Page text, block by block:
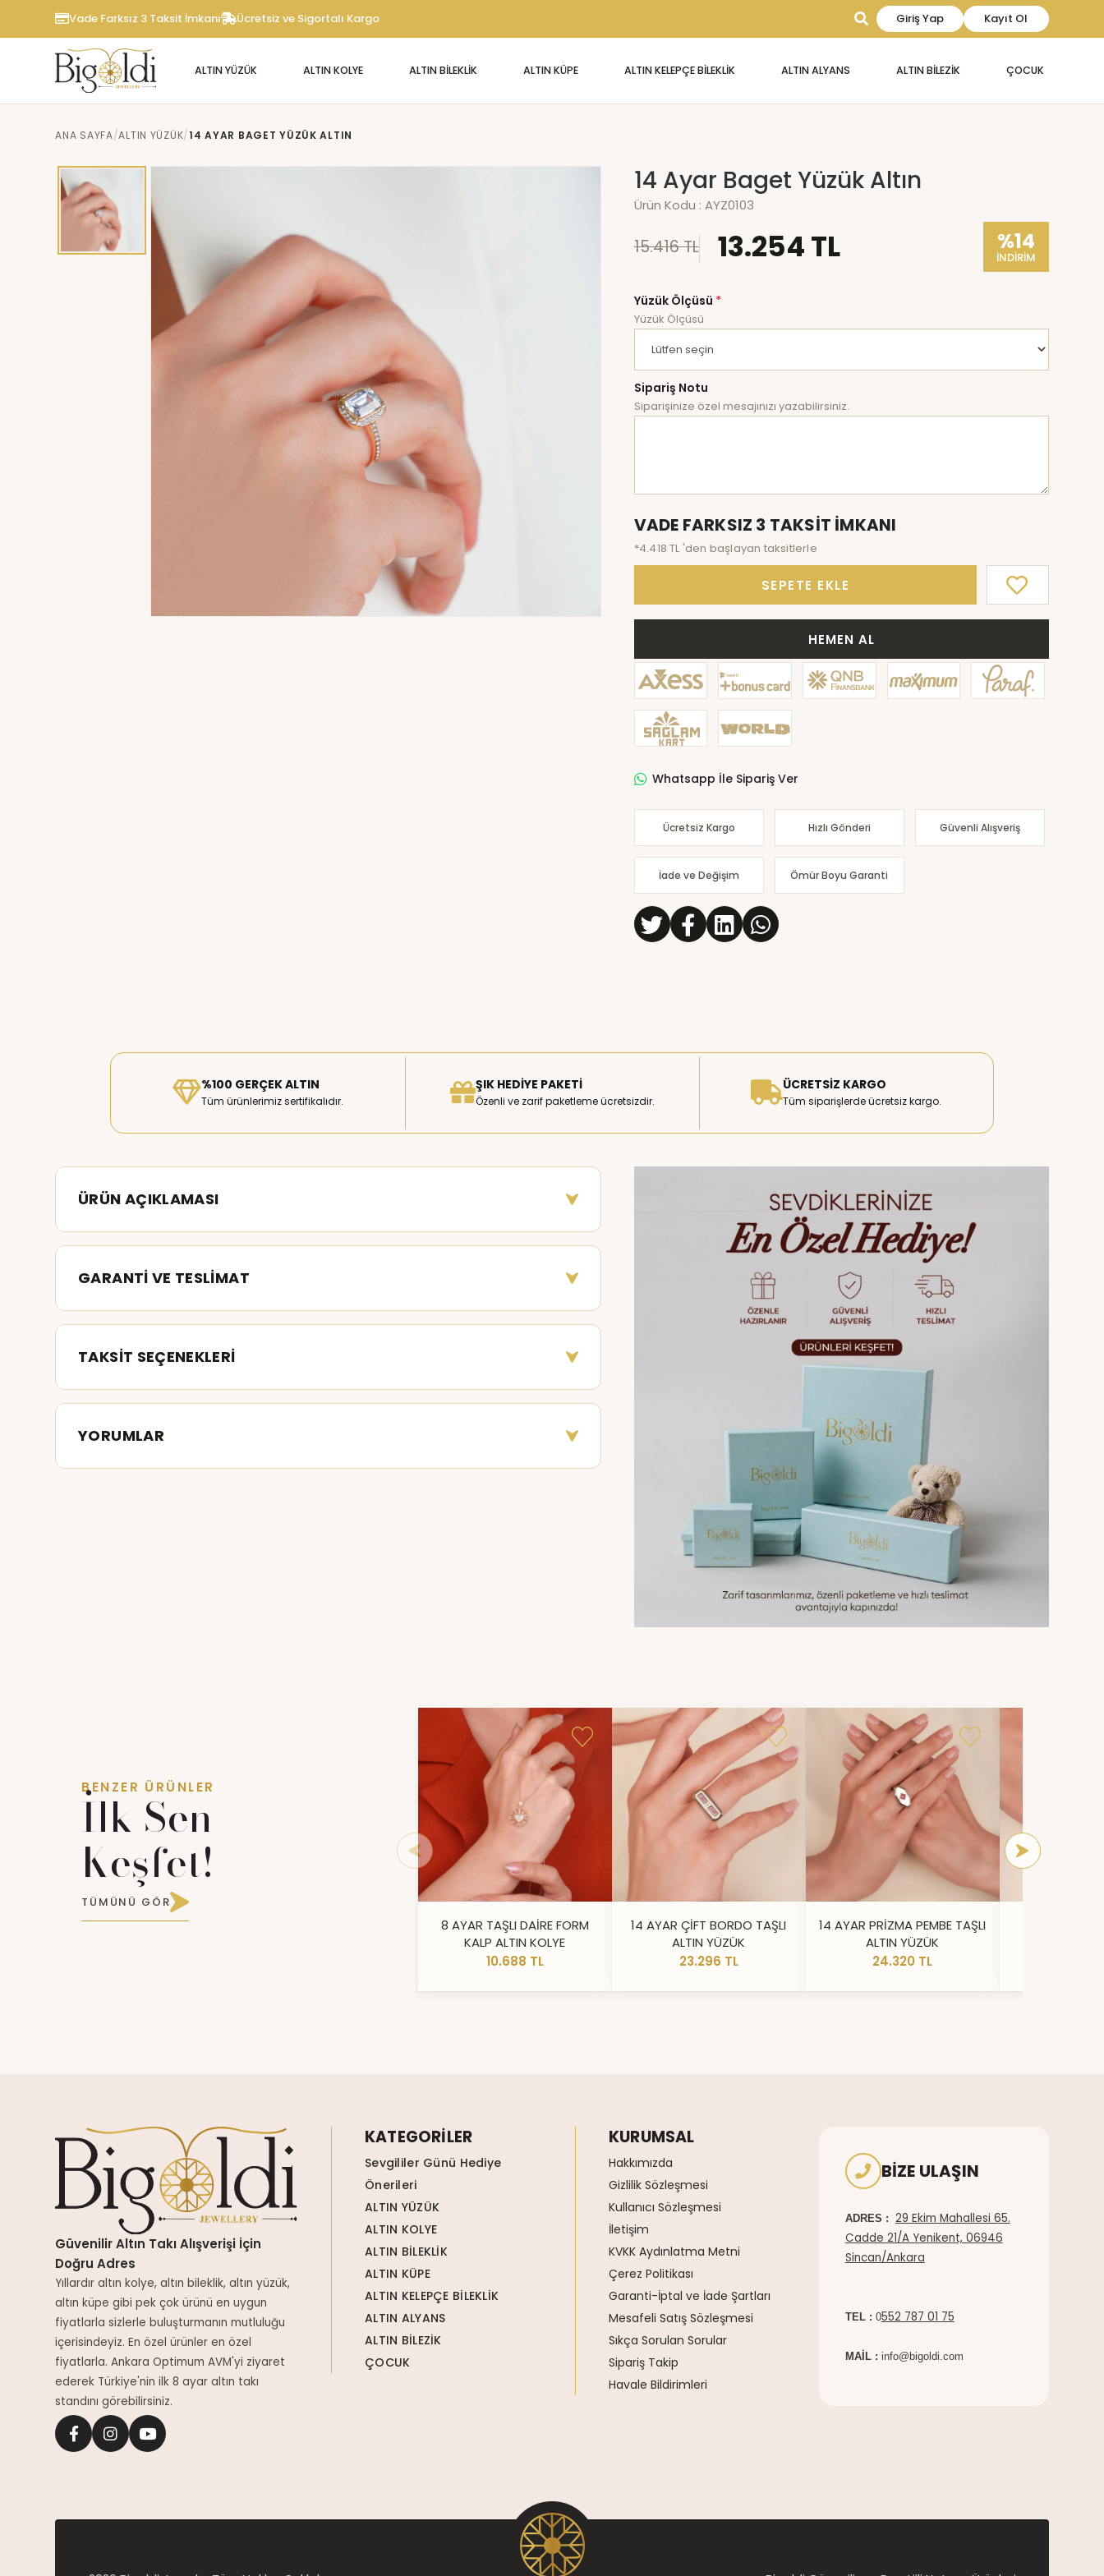
Vade Farksız 3 Taksit İmkanı Ücretsiz ve Sigortalı Kargo Giriş Yap Kayıt Ol
ALTIN YÜZÜK ALTIN KOLYE ALTIN BİLEKLİK ALTIN KÜPE ALTIN KELEPÇE BİLEKLİK ALTIN ALYANS ALTIN BİLEZİK ÇOCUK
ANA SAYFA ALTIN YÜZÜK 14 AYAR BAGET YÜZÜK ALTIN
14 Ayar Baget Yüzük Altın
Ürün Kodu : AYZ0103
15.416 TL 13.254 TL %14
İNDİRİM
Yüzük Ölçüsü *
Yüzük Ölçüsü
Sipariş Notu
Siparişinize özel mesajınızı yazabilirsiniz.
VADE FARKSIZ 3 TAKSİT İMKANI
*4.418 TL 'den başlayan taksitlerle
SEPETE EKLE
HEMEN AL
Whatsapp İle Sipariş Ver
Ücretsiz Kargo Hızlı Gönderi Güvenli Alışveriş
İade ve Değişim Ömür Boyu Garanti
%100 GERÇEK ALTIN
Tüm ürünlerimiz sertifikalıdır.
ŞIK HEDIYE PAKETI
Özenli ve zarif paketleme ücretsizdir.
ÜCRETSIZ KARGO
Tüm siparişlerde ücretsiz kargo.
ÜRÜN AÇIKLAMASI
GARANTİ VE TESLİMAT
TAKSİT SEÇENEKLERİ
YORUMLAR
BENZER ÜRÜNLER
İlk Sen
Keşfet!
TÜMÜNÜ GÖR
8 AYAR TAŞLI DAİRE FORM
KALP ALTIN KOLYE
10.688 TL
14 AYAR ÇİFT BORDO TAŞLI
ALTIN YÜZÜK
23.296 TL
14 AYAR PRİZMA PEMBE TAŞLI
ALTIN YÜZÜK
24.320 TL
Güvenilir Altın Takı Alışverişi İçin
Doğru Adres
Yıllardır altın kolye, altın bileklik, altın yüzük,
altın küpe gibi pek çok ürünü en uygun
fiyatlarla sizlerle buluşturmanın mutluluğu
içerisindeyiz. En özel ürünler en özel
fiyatlarla. Ankara Optimum AVM'yi ziyaret
ederek Türkiye'nin ilk 8 ayar altın takı
standını görebilirsiniz.
KATEGORİLER
Sevgililer Günü Hediye
Önerileri
ALTIN YÜZÜK
ALTIN KOLYE
ALTIN BİLEKLİK
ALTIN KÜPE
ALTIN KELEPÇE BİLEKLİK
ALTIN ALYANS
ALTIN BİLEZİK
ÇOCUK
KURUMSAL
Hakkımızda
Gizlilik Sözleşmesi
Kullanıcı Sözleşmesi
İletişim
KVKK Aydınlatma Metni
Çerez Politikası
Garanti-İptal ve İade Şartları
Mesafeli Satış Sözleşmesi
Sıkça Sorulan Sorular
Sipariş Takip
Havale Bildirimleri
BIZE ULAŞIN
ADRES : 29 Ekim Mahallesi 65.
Cadde 21/A Yenikent, 06946
Sincan/Ankara
TEL : 0552 787 01 75
MAİL : info@bigoldi.com